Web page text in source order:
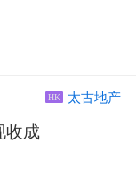
HK 太古地产
收成